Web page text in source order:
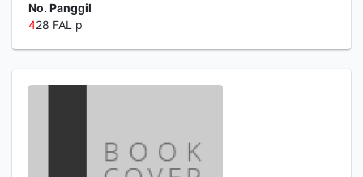
No. Panggil
428 FAL p